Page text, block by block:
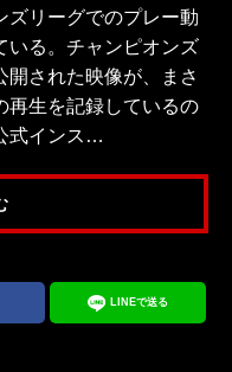
ズリーグでのプレー動
いる。チャンピオンズ
開された映像が、まさ
再生を記録しているの
式インス…
LINEで送る